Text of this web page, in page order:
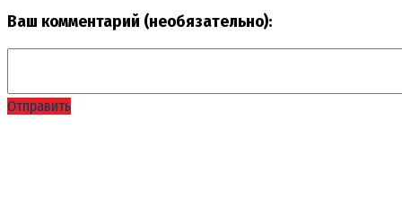
Ваш комментарий (необязательно):
Отправить